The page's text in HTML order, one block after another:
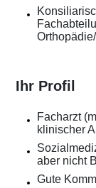
Ihr Profil
Facharzt
klinischer
aber nicht
Gute